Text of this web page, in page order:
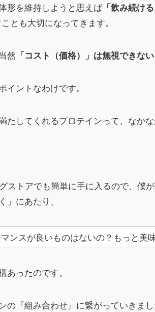
形を維持しようと思えば「飲み続け
とも大切になってきます。
然 「コスト（価格）」は無視できない
イントなわけです。
たしてくれるプロテインって、なかな
ストアでも簡単に手に入るので、僕
にあたり、
ンスが良いものはないの？もっと美
あったのです。
の『組み合わせ』に繋がっていきまし